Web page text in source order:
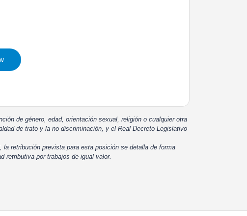
de género, edad, orientación sexual, religión o cualquier otra
de trato y la no discriminación, y el Real Decreto Legislativo
retribución prevista para esta posición se detalla de forma
retributiva por trabajos de igual valor.